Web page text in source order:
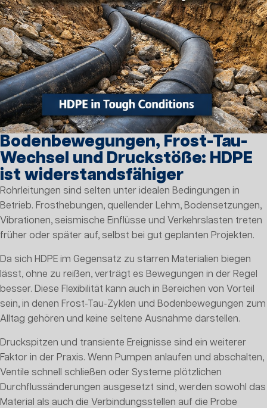
Bodenbewegungen, Frost-Tau-
Wechsel und Druckstöße: HDPE
ist widerstandsfähiger
Rohrleitungen sind selten unter idealen Bedingungen in
Betrieb. Frosthebungen, quellender Lehm, Bodensetzungen,
Vibrationen, seismische Einflüsse und Verkehrslasten treten
früher oder später auf, selbst bei gut geplanten Projekten.
Da sich HDPE im Gegensatz zu starren Materialien biegen
lässt, ohne zu reißen, verträgt es Bewegungen in der Regel
besser. Diese Flexibilität kann auch in Bereichen von Vorteil
sein, in denen Frost-Tau-Zyklen und Bodenbewegungen zum
Alltag gehören und keine seltene Ausnahme darstellen.
Druckspitzen und transiente Ereignisse sind ein weiterer
Faktor in der Praxis. Wenn Pumpen anlaufen und abschalten,
Ventile schnell schließen oder Systeme plötzlichen
Durchflussänderungen ausgesetzt sind, werden sowohl das
Material als auch die Verbindungsstellen auf die Probe